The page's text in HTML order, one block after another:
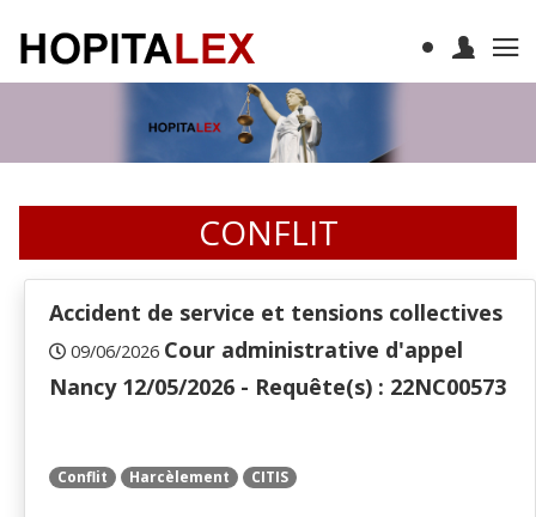
CONFLIT
Accident de service et tensions collectives
09/06/2026 Cour administrative d'appel
Nancy 12/05/2026 - Requête(s) : 22NC00573
Conflit Harcèlement CITIS